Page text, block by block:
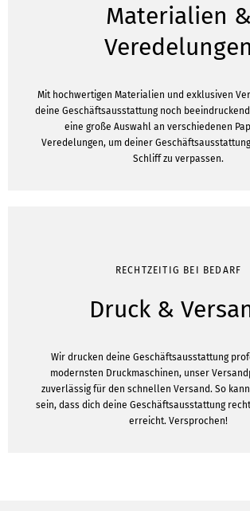
Materialien &
Veredelungen
Mit hochwertigen Materialien und exklusiven
deine Geschäftsausstattung noch
eine große Auswahl an verschiedenen
Veredelungen, um deiner
Schliff zu verpassen.
RECHTZEITIG BEI BEDARF
Druck &
Wir drucken deine Geschäftsausstattung
modernsten Druckmaschinen, unser
zuverlässig für den schnellen Versand. So
sein, dass dich deine Geschäftsausstattung
erreicht. Versprochen!